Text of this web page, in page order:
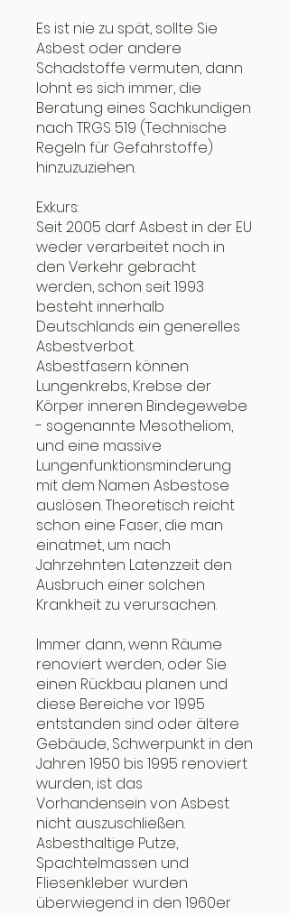
Es ist nie zu spät, sollte Sie
Asbest oder andere
Schadstoffe vermuten, dann
lohnt es sich immer, die
Beratung eines Sachkundigen
nach TRGS 519 (Technische
Regeln für Gefahrstoffe)
hinzuzuziehen.
Exkurs:
Seit 2005 darf Asbest in der EU
weder verarbeitet noch in
den Verkehr gebracht
werden, schon seit 1993
besteht innerhalb
Deutschlands ein generelles
Asbestverbot.
Asbestfasern können
Lungenkrebs, Krebse der
Körper inneren Bindegewebe
- sogenannte Mesotheliom,
und eine massive
Lungenfunktionsminderung
mit dem Namen Asbestose
auslösen. Theoretisch reicht
schon eine Faser, die man
einatmet, um nach
Jahrzehnten Latenzzeit den
Ausbruch einer solchen
Krankheit zu verursachen.
Immer dann, wenn Räume
renoviert werden, oder Sie
einen Rückbau planen und
diese Bereiche vor 1995
entstanden sind oder ältere
Gebäude, Schwerpunkt in den
Jahren 1950 bis 1995 renoviert
wurden, ist das
Vorhandensein von Asbest
nicht auszuschließen.
Asbesthaltige Putze,
Spachtelmassen und
Fliesenkleber wurden
überwiegend in den 1960er